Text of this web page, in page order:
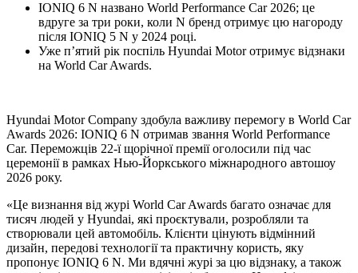
IONIQ 6 N названо World Performance Car 2026; це
вдруге за три роки, коли N бренд отримує цю нагороду
після IONIQ 5 N у 2024 році.
Уже п’ятий рік поспіль Hyundai Motor отримує відзнаки
на World Car Awards.
Hyundai Motor Company здобула важливу перемогу в World Car
Awards 2026: IONIQ 6 N отримав звання World Performance
Car. Переможців 22-ї щорічної премії оголосили під час
церемонії в рамках Нью-Йоркського міжнародного автошоу
2026 року.
«Це визнання від журі World Car Awards багато означає для
тисяч людей у Hyundai, які проєктували, розробляли та
створювали цей автомобіль. Клієнти цінують відмінний
дизайн, передові технології та практичну користь, яку
пропонує IONIQ 6 N. Ми вдячні журі за цю відзнаку, а також